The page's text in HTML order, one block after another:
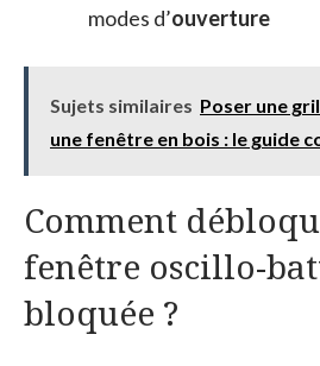
modes d’ouverture
Sujets similaires Poser une
une fenêtre en bois : le guide
Comment
fenêtre oscillo-
bloquée ?